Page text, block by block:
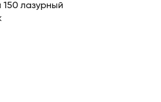
150 лазурный